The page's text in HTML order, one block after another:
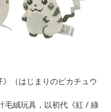
（はじまりのピカチュウ
毛絨玩具，以初代《紅 / 綠